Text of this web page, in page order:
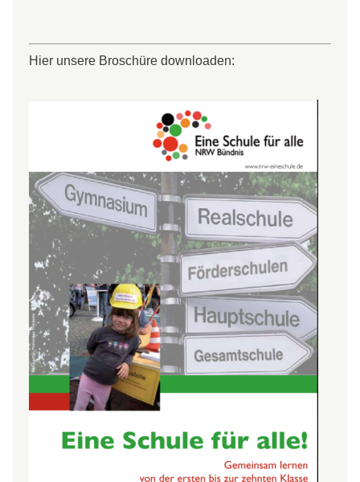
Hier unsere Broschüre downloaden: